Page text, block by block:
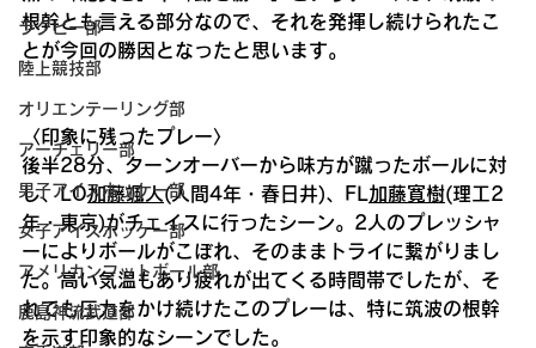
ラグビー部
陸上競技部
オリエンテーリング部
アーチェリー部
男子アイスホッケー部
女子アイスホッケー部
アメリカンフットボール部
鹿島神流武道部
根幹とも言える部分なので、それを発揮し続けられたこ
とが今回の勝因となったと思います。
〈印象に残ったプレー〉
後半28分、ターンオーバーから味方が蹴ったボールに対
し、LO加藤颯人(人間4年・春日井)、FL 加藤寛樹(理工2
年・東京)がチェイスに行ったシーン。2人のプレッシャ
ーによりボールがこぼれ、そのままトライに繋がりまし
た。高い気温もあり疲れが出てくる時間帯でしたが、そ
れでも圧力をかけ続けたこのプレーは、特に筑波の根幹
を示す印象的なシーンでした。